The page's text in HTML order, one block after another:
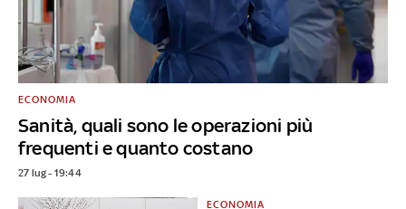
Sanità, quali sono le operazioni più
frequenti e quanto costano
ECONOMIA
27 lug - 19:44
ECONOMIA